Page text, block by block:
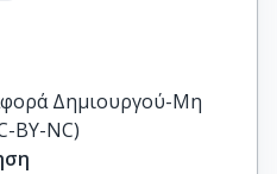
Δημιουργού-Μη
BY-NC)